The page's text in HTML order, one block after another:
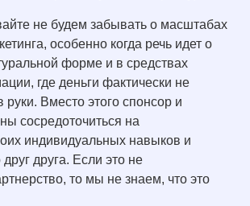
не будем забывать о масштабах
особенно когда речь идет о
форме и в средствах
где деньги фактически не
руки. Вместо этого спонсор и
сосредоточиться на
индивидуальных навыков и
друга. Если это не
то мы не знаем, что это